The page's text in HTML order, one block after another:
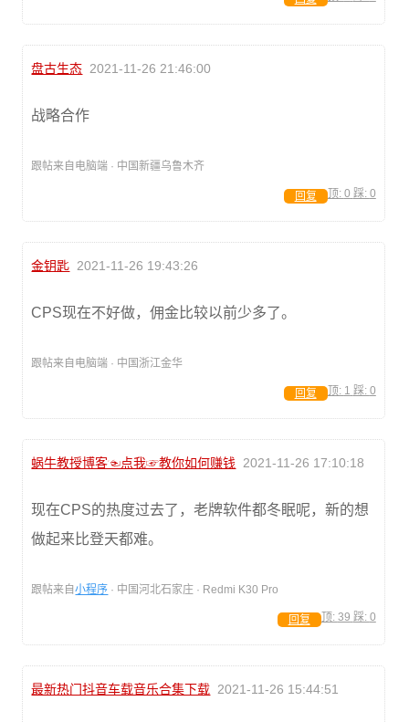
盘古生态 2021-11-26 21:46:00
战‮合略‬作
跟帖来自电脑端 · 中国新疆乌鲁木齐
顶: 0 踩: 0
回复
金钥匙 2021-11-26 19:43:26
CPS现在不好做，佣金比较以前少多了。
跟帖来自电脑端 · 中国浙江金华
顶: 1 踩: 0
回复
蜗牛教授博客☜点我☞教你如何赚钱 2021-11-26 17:10:18
现在CPS的热度过去了，老牌软件都冬眠呢，新的想
做起来比登天都难。
跟帖来自小程序 · 中国河北石家庄 · Redmi K30 Pro
顶: 39 踩: 0
回复
最新热门抖音车载音乐合集下载 2021-11-26 15:44:51